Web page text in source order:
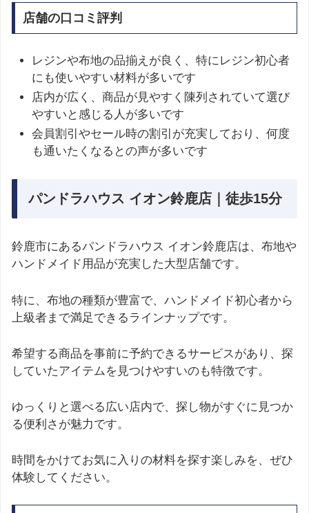
店舗の口コミ評判
レジンや布地の品揃えが良く、特にレジン初心者
にも使いやすい材料が多いです
店内が広く、商品が見やすく陳列されていて選び
やすいと感じる人が多いです
会員割引やセール時の割引が充実しており、何度
も通いたくなるとの声が多いです
パンドラハウス イオン鈴鹿店｜徒歩15分
鈴鹿市にあるパンドラハウス イオン鈴鹿店は、布地や
ハンドメイド用品が充実した大型店舗です。
特に、布地の種類が豊富で、ハンドメイド初心者から
上級者まで満足できるラインナップです。
希望する商品を事前に予約できるサービスがあり、探
していたアイテムを見つけやすいのも特徴です。
ゆっくりと選べる広い店内で、探し物がすぐに見つか
る便利さが魅力です。
時間をかけてお気に入りの材料を探す楽しみを、ぜひ
体験してください。